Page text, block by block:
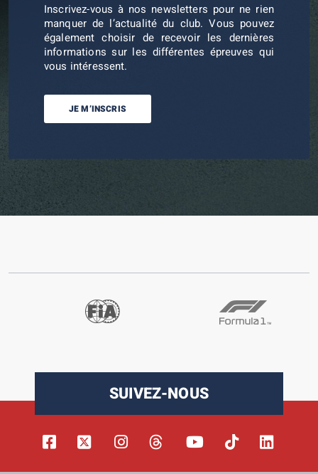
Inscrivez-vous à nos newsletters pour ne rien
manquer de l’actualité du club. Vous pouvez
également choisir de recevoir les dernières
informations sur les différentes épreuves qui
vous intéressent.
JE M’INSCRIS
SUIVEZ-NOUS